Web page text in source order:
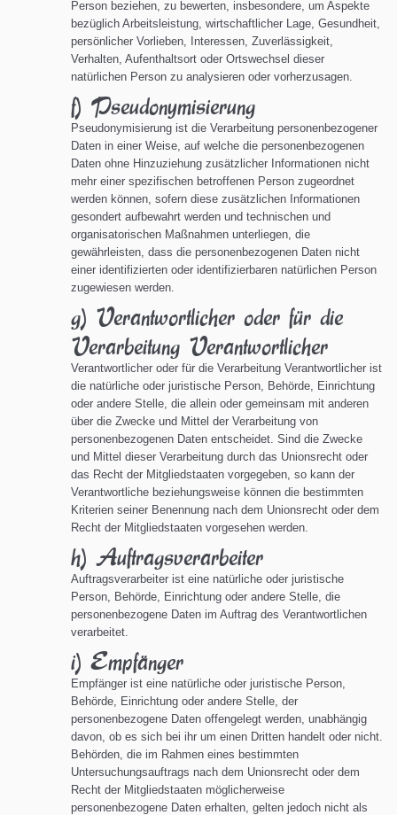
Person beziehen, zu bewerten, insbesondere, um Aspekte
bezüglich Arbeitsleistung, wirtschaftlicher Lage, Gesundheit,
persönlicher Vorlieben, Interessen, Zuverlässigkeit,
Verhalten, Aufenthaltsort oder Ortswechsel dieser
natürlichen Person zu analysieren oder vorherzusagen.
f) Pseudonymisierung
Pseudonymisierung ist die Verarbeitung personenbezogener
Daten in einer Weise, auf welche die personenbezogenen
Daten ohne Hinzuziehung zusätzlicher Informationen nicht
mehr einer spezifischen betroffenen Person zugeordnet
werden können, sofern diese zusätzlichen Informationen
gesondert aufbewahrt werden und technischen und
organisatorischen Maßnahmen unterliegen, die
gewährleisten, dass die personenbezogenen Daten nicht
einer identifizierten oder identifizierbaren natürlichen Person
zugewiesen werden.
g) Verantwortlicher oder für die
Verarbeitung Verantwortlicher
Verantwortlicher oder für die Verarbeitung Verantwortlicher ist
die natürliche oder juristische Person, Behörde, Einrichtung
oder andere Stelle, die allein oder gemeinsam mit anderen
über die Zwecke und Mittel der Verarbeitung von
personenbezogenen Daten entscheidet. Sind die Zwecke
und Mittel dieser Verarbeitung durch das Unionsrecht oder
das Recht der Mitgliedstaaten vorgegeben, so kann der
Verantwortliche beziehungsweise können die bestimmten
Kriterien seiner Benennung nach dem Unionsrecht oder dem
Recht der Mitgliedstaaten vorgesehen werden.
h) Auftragsverarbeiter
Auftragsverarbeiter ist eine natürliche oder juristische
Person, Behörde, Einrichtung oder andere Stelle, die
personenbezogene Daten im Auftrag des Verantwortlichen
verarbeitet.
i) Empfänger
Empfänger ist eine natürliche oder juristische Person,
Behörde, Einrichtung oder andere Stelle, der
personenbezogene Daten offengelegt werden, unabhängig
davon, ob es sich bei ihr um einen Dritten handelt oder nicht.
Behörden, die im Rahmen eines bestimmten
Untersuchungsauftrags nach dem Unionsrecht oder dem
Recht der Mitgliedstaaten möglicherweise
personenbezogene Daten erhalten, gelten jedoch nicht als